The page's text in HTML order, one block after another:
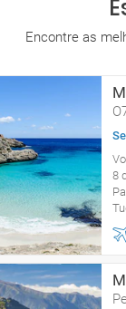
Encontre as
8